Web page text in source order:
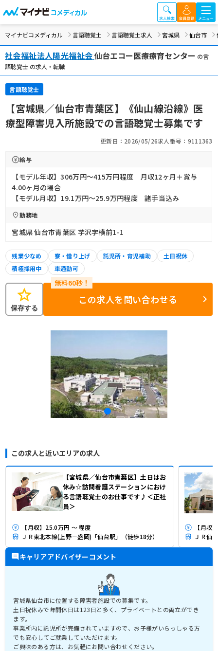
マイナビコメディカル 言語聴覚士 言語聴覚士求人 宮城県 仙台市
社会福祉法人陽光福祉会仙台エコー医療療育センター の言
語聴覚士 の求人・転職
言語聴覚士
【宮城県／仙台市青葉区】《仙山線沿線》医
療型障害児入所施設での言語聴覚士募集です
更新日：2026/05/26求人番号：9111363
給与
【モデル年収】306万円〜415万円程度 月収12ヶ月＋賞与
4.00ヶ月の場合
【モデル月収】19.1万円〜25.9万円程度 諸手当込み
勤務地
宮城県 仙台市青葉区 芋沢字横前1-1
残業少なめ 寮・借り上げ 託児所・育児補助
土日祝休
積極採用中
車通勤可
star
保存する
この求人を問い合わせる
この求人と近いエリアの求人
【宮城県／仙台市青葉区】土日はお
休み☆訪問看護ステーションにおけ
る言語聴覚士のお仕事です♪＜正社
員＞
【月収】25.0万円 ～ 程度
ＪＲ東北本線(上野－盛岡)「仙台駅」（徒歩18分）
【月収
ＪＲ仙
キャリアアドバイザーコメント
宮城県仙台市に位置する障害者施設での募集です。
土日祝休みで年間休日は123日と多く、プライベートとの両立ができ
ます。
事業所内に託児所が完備されていますので、お子様がいらっしゃる方
でも安心してご就業していただけます。
ご興味のある方は、お気軽にお問い合わせください。